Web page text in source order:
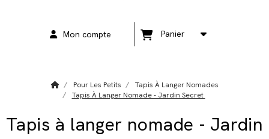
Mon compte Panier
Pour Les Petits
Tapis À Langer Nomades
Tapis À Langer Nomade - Jardin Secret
Tapis à langer nomade - Jardin